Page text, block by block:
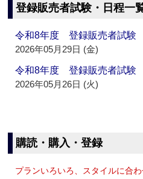
登録販売者試験・日程一
令和8年度 登録販売者試験
2026年05月29日 (金)
令和8年度 登録販売者試験
2026年05月26日 (火)
購読・購入・登録
プランいろいろ、スタイルに合